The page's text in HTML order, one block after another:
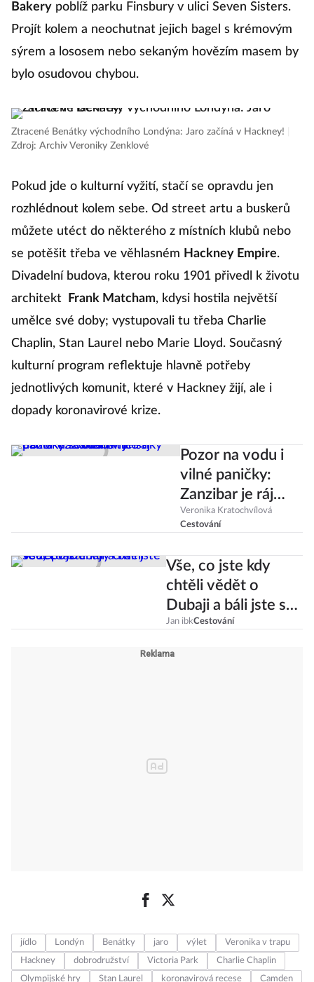
Bakery poblíž parku Finsbury v ulici Seven Sisters.
Projít kolem a neochutnat jejich bagel s krémovým
sýrem a lososem nebo sekaným hovězím masem by
bylo osudovou chybou.
Ztracené Benátky východního Londýna: Jaro začíná v Hackney!
Zdroj: Archiv Veroniky Zenklové
Pokud jde o kulturní vyžití, stačí se opravdu jen
rozhlédnout kolem sebe. Od street artu a buskerů
můžete utéct do některého z místních klubů nebo
se potěšit třeba ve věhlasném Hackney Empire.
Divadelní budova, kterou roku 1901 přivedl k životu
architekt
Frank Matcham, kdysi hostila největší
umělce své doby; vystupovali tu třeba Charlie
Chaplin, Stan Laurel nebo Marie Lloyd. Současný
kulturní program reflektuje hlavně potřeby
jednotlivých komunit, které v Hackney žijí, ale i
dopady koronavirové krize.
Pozor na vodu i
vilné paničky:
Zanzibar je ráj
dámské sexuální
turistiky
Veronika Kratochvílová
Cestování
Vše, co jste kdy
chtěli vědět o
Dubaji a báli jste se
zeptat
Jan ibkCestování
jídlo Londýn Benátky jaro výlet
Veronika v trapu
Hackney
dobrodružství Victoria Park
Charlie Chaplin
Olympijské hry
Stan Laurel koronavirová recese Camden